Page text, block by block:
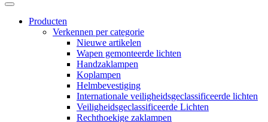
Producten
Verkennen per categorie
Nieuwe artikelen
Wapen gemonteerde lichten
Handzaklampen
Koplampen
Helmbevestiging
Internationale veiligheidsgeclassificeerde lichten
Veiligheidsgeclassificeerde Lichten
Rechthoekige zaklampen